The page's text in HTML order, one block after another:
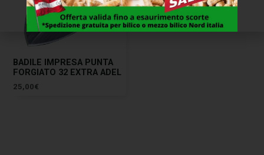
BADILE IMPRESA PUNTA
FORGIATO 32 EXTRA ADEL
25,00€